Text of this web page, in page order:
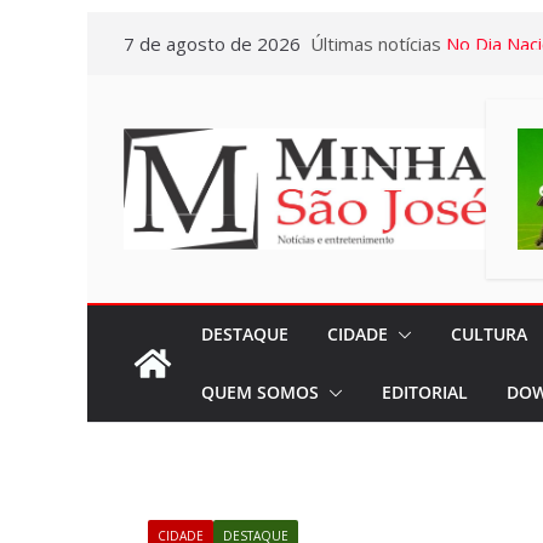
conteúdo
7 de agosto de 2026 Últimas notícias No Dia
Casa em
Baú” e
dia 10/08
DESTAQUE CIDADE CULTURA
QUEM SOMOS EDITORIAL
CIDADE DESTAQUE